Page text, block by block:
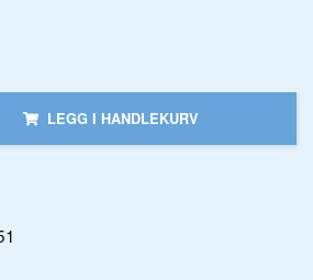
LEGG I HANDLEKURV